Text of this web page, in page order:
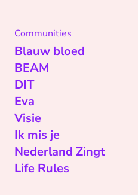
Communities
Blauw bloed
BEAM
DIT
Eva
Visie
Ik mis je
Nederland Zingt
Life Rules